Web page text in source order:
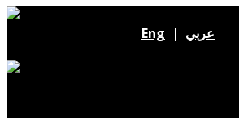
Eng | عربي